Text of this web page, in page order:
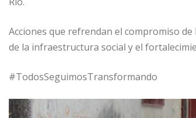
Acciones que refrendan el compromiso de
de la infraestructura social y el
#TodosSeguimosTransformando